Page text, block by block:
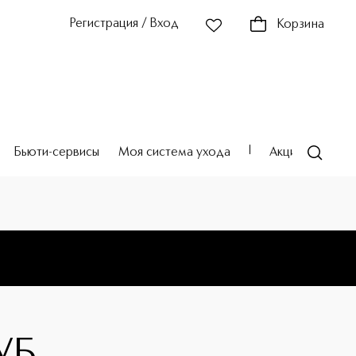
Регистрация / Вход Корзина
Бьюти-сервисы Моя система ухода Акции